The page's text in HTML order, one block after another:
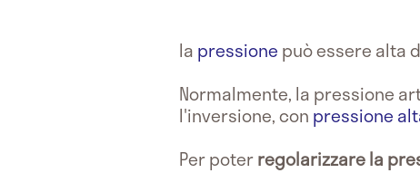
la pressione può essere alta
Normalmente, la pressione
l'inversione, con pressione
Per poterregolarizzare la